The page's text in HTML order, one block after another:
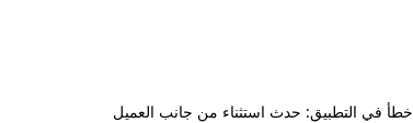
خطأ في التطبيق: حدث استثناء من جانب العميل